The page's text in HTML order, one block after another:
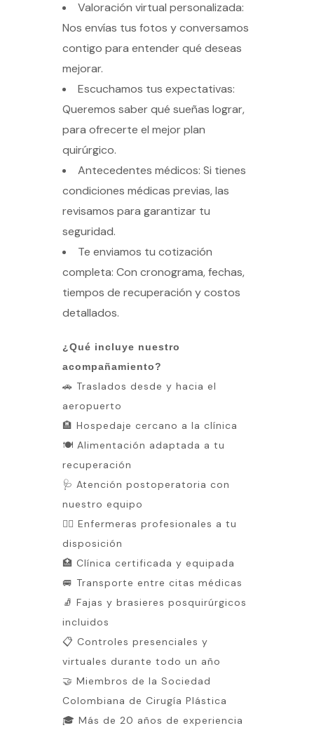
Valoración virtual personalizada:
Nos envías tus fotos y conversamos
contigo para entender qué deseas
mejorar.
Escuchamos tus expectativas:
Queremos saber qué sueñas lograr,
para ofrecerte el mejor plan
quirúrgico.
Antecedentes médicos: Si tienes
condiciones médicas previas, las
revisamos para garantizar tu
seguridad.
Te enviamos tu cotización
completa: Con cronograma, fechas,
tiempos de recuperación y costos
detallados.
¿Qué incluye nuestro
acompañamiento?
🚗 Traslados desde y hacia el
aeropuerto
🏨 Hospedaje cercano a la clínica
🍽 Alimentación adaptada a tu
recuperación
🩺 Atención postoperatoria con
nuestro equipo
👩‍⚕️ Enfermeras profesionales a tu
disposición
🏥 Clínica certificada y equipada
🚐 Transporte entre citas médicas
🧦 Fajas y brasieres posquirúrgicos
incluidos
📋 Controles presenciales y
virtuales durante todo un año
🤝 Miembros de la Sociedad
Colombiana de Cirugía Plástica
🎓 Más de 20 años de experiencia